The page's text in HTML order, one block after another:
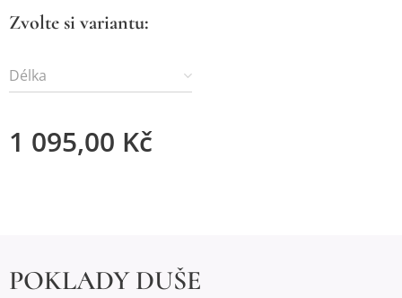
Zvolte si variantu:
Délka
1 095,00 Kč
POKLADY DUŠE